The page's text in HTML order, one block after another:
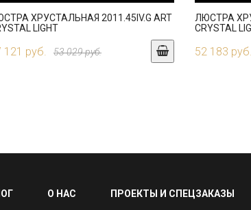
ХРУСТАЛЬНАЯ 2011.45IV.G ART
LIGHT
121 руб. 53 029 руб.
ЛЮСТРА
CRYSTAL
52 183 руб.
О НАС ПРОЕКТЫ И СПЕЦЗАКАЗЫ